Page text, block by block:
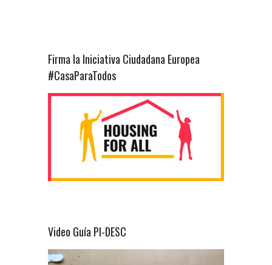
Firma la Iniciativa Ciudadana Europea
#CasaParaTodos
Video Guía PI-DESC